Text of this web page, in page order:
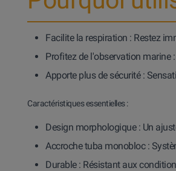
Facilite la respiration : Restez
Profitez de l'observation marine:
Apporte plus de sécurité:
Caractéristiques essentielles :
Design morphologique: Un
Accroche tuba monobloc:
Durable: Résistant aux